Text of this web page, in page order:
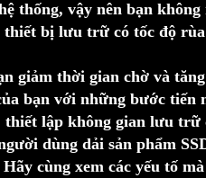
thống, vậy nên bạn không
thiết bị lưu trữ có tốc độ
giảm thời gian chờ và
bạn với những bước tiến
lập không gian lưu trữ
dùng dải sản phẩm
cùng xem các yếu tố